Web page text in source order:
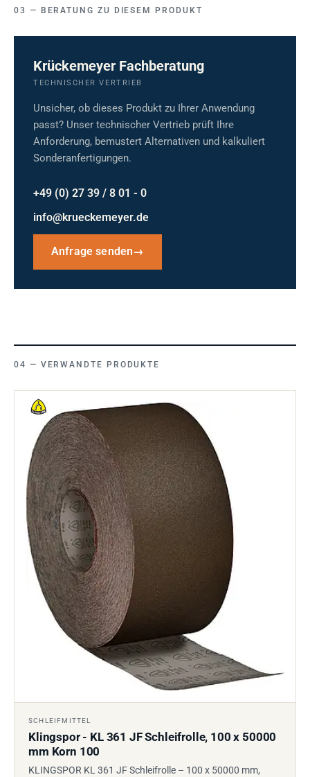
BERATUNG ZU DIESEM PRODUKT
Krückemeyer Fachberatung
TECHNISCHER VERTRIEB
Unsicher, ob dieses Produkt zu Ihrer Anwendung
passt? Unser technischer Vertrieb prüft Ihre
Anforderung, bemustert Alternativen und kalkuliert
Sonderanfertigungen.
+49 (0) 27 39 / 8 01 - 0
info@krueckemeyer.de
Anfrage senden→
VERWANDTE PRODUKTE
SCHLEIFMITTEL
Klingspor - KL 361 JF Schleifrolle, 100 x 50000
mm Korn 100
KLINGSPOR KL 361 JF Schleifrolle – 100 x 50000 mm,